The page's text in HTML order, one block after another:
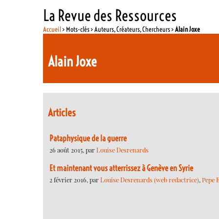
La Revue des Ressources
Accueil> Mots-clés > Auteurs, Créateurs, Chercheurs >Alain Joxe
Alain Joxe
Articles
Pataphysique de la guerre
26 août 2015, parLouise Desrenards
Et maintenant vous atterrissez à Genève en Syrie
2 février 2016, parLouise Desrenards (web redactrice), Pepe